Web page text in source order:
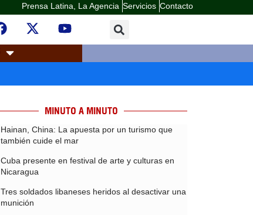
Prensa Latina, La Agencia Servicios Contacto
MINUTO A MINUTO
Hainan, China: La apuesta por un turismo que
también cuide el mar
Cuba presente en festival de arte y culturas en
Nicaragua
Tres soldados libaneses heridos al desactivar una
munición